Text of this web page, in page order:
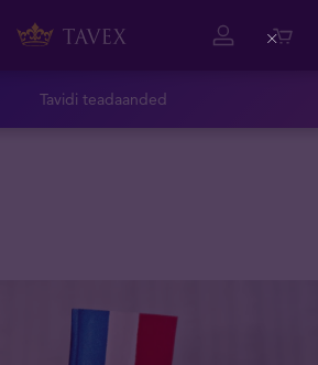
Tavidi teadaanded
Close